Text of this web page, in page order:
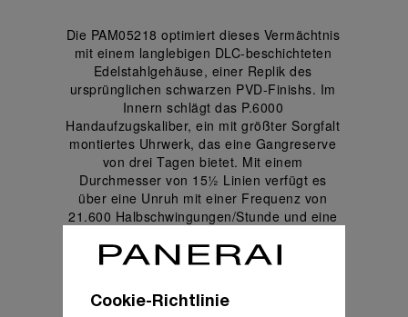
Die PAM05218 optimiert dieses Vermächtnis
mit einem langlebigen DLC-beschichteten
Edelstahlgehäuse, einer Replik des
ursprünglichen schwarzen PVD-Finishs. Im
Innern schlägt das P.6000
Handaufzugskaliber, ein mit größter Sorgfalt
montiertes Uhrwerk, das eine Gangreserve
von drei Tagen bietet. Mit einem
Durchmesser von 15½ Linien verfügt es
über eine Unruh mit einer Frequenz von
21.600 Halbschwingungen/Stunde und eine
Präzision.
Zifferblattvariationen der ursprünglichen
Cookie-Richtlinie